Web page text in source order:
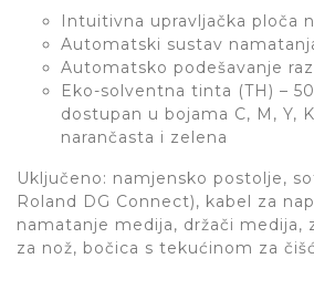
Intuitivna upravljačka ploča
Automatski sustav
Automatsko podešavanje
Eko-solventna tinta (TH) –
dostupan u bojama C, M, Y,
narančasta i zelena
Uključeno: namjensko postolje,
Roland DG Connect), kabel za
namatanje medija, držači medija,
za nož, bočica s tekućinom za